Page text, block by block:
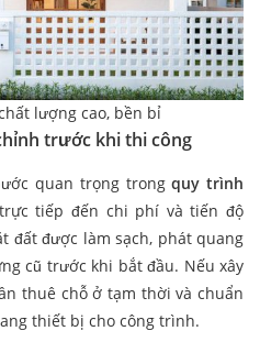
lượng cao, bền bỉ
trước khi thi công
quan trọng trongquy trình
tiếp đến chi phí và tiến độ
đất được làm sạch, phát quang
cũ trước khi bắt đầu. Nếu xây
thuê chỗ ở tạm thời và chuẩn
thiết bị cho công trình.